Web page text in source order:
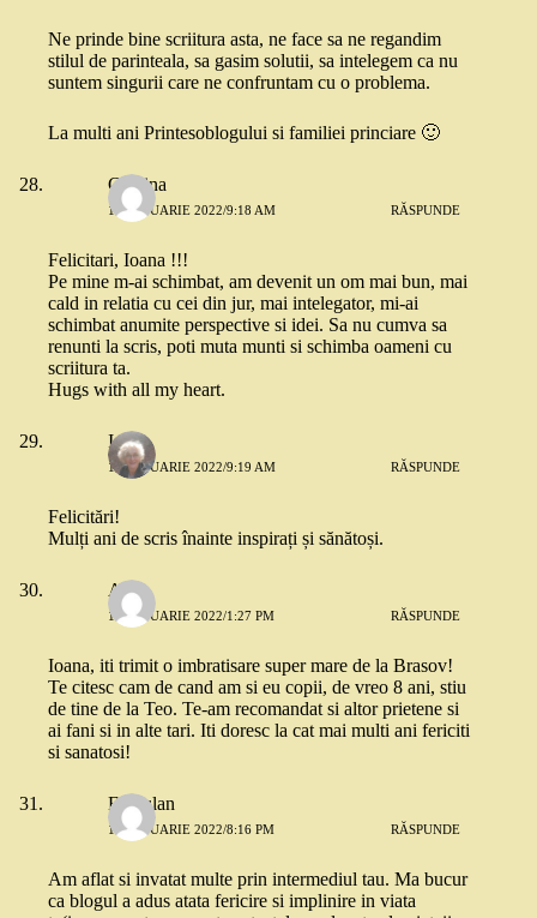
Ne prinde bine scriitura asta, ne face sa ne regandim
stilul de parinteala, sa gasim solutii, sa intelegem ca nu
suntem singurii care ne confruntam cu o problema.
La multi ani Printesoblogului si familiei princiare 🙂
Cristina
12 IANUARIE 2022/9:18 AM RĂSPUNDE
Felicitari, Ioana !!!
Pe mine m-ai schimbat, am devenit un om mai bun, mai
cald in relatia cu cei din jur, mai intelegator, mi-ai
schimbat anumite perspective si idei. Sa nu cumva sa
renunti la scris, poti muta munti si schimba oameni cu
scriitura ta.
Hugs with all my heart.
Ioana
12 IANUARIE 2022/9:19 AM RĂSPUNDE
Felicitări!
Mulți ani de scris înainte inspirați și sănătoși.
Anca
12 IANUARIE 2022/1:27 PM RĂSPUNDE
Ioana, iti trimit o imbratisare super mare de la Brasov!
Te citesc cam de cand am si eu copii, de vreo 8 ani, stiu
de tine de la Teo. Te-am recomandat si altor prietene si
ai fani si in alte tari. Iti doresc la cat mai multi ani fericiti
si sanatosi!
Ecarulan
12 IANUARIE 2022/8:16 PM RĂSPUNDE
Am aflat si invatat multe prin intermediul tau. Ma bucur
ca blogul a adus atata fericire si implinire in viata